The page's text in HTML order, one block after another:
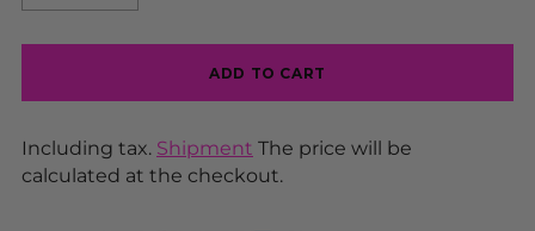
ADD TO CART
Including tax. Shipment The price will be
calculated at the checkout.